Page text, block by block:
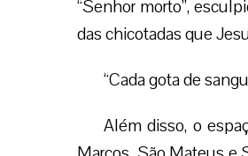
Deixe seu comentário